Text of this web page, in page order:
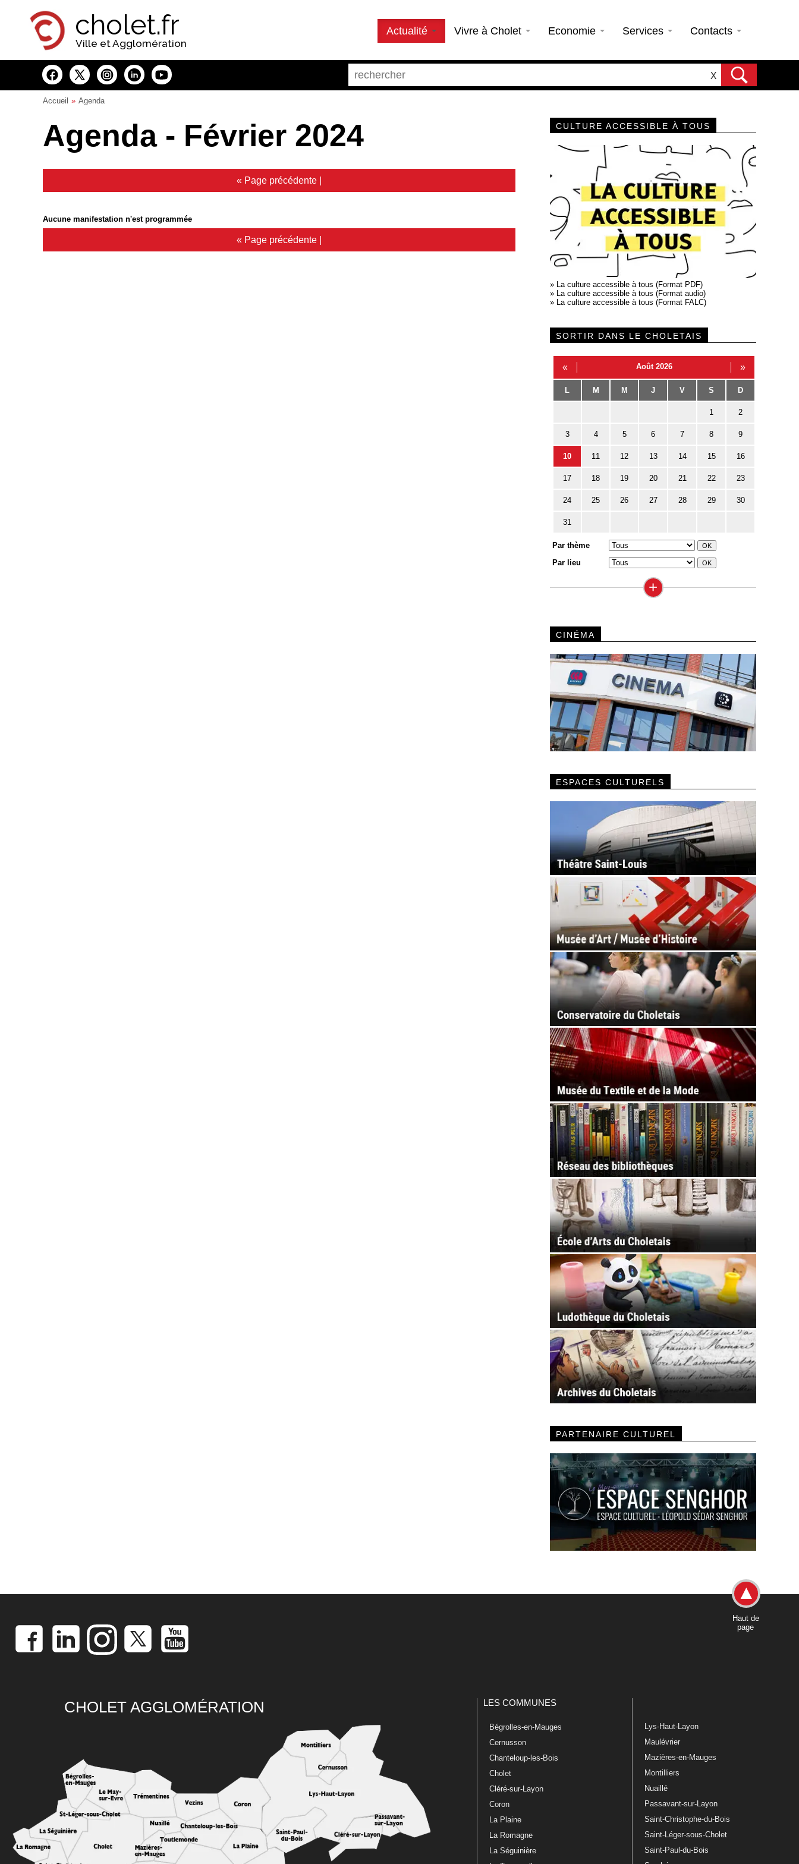
cholet.fr
Ville et Agglomération
Actualité Vivre à Cholet Economie Services Contacts
X
Accueil Agenda
Agenda - Février 2024
« Page précédente |
Aucune manifestation n'est programmée
« Page précédente |
CULTURE ACCESSIBLE À TOUS
» La culture accessible à tous (Format PDF)
» La culture accessible à tous (Format audio)
» La culture accessible à tous (Format FALC)
SORTIR DANS LE CHOLETAIS
« Août 2026 »
L M M J V S D
1 2
3 4 5 6 7 8 9
10 11 12 13 14 15 16
17 18 19 20 21 22 23
24 25 26 27 28 29 30
31
Par thème
Par lieu
+
CINÉMA
ESPACES CULTURELS
PARTENAIRE CULTUREL
Haut de
page
CHOLET AGGLOMÉRATION LES COMMUNES
Bégrolles-en-Mauges
Cernusson
Chanteloup-les-Bois
Cholet
Cléré-sur-Layon
Coron
La Plaine
La Romagne
La Séguinière
Lys-Haut-Layon
Maulévrier
Mazières-en-Mauges
Montilliers
Nuaillé
Passavant-sur-Layon
Saint-Christophe-du-Bois
Saint-Léger-sous-Cholet
Saint-Paul-du-Bois